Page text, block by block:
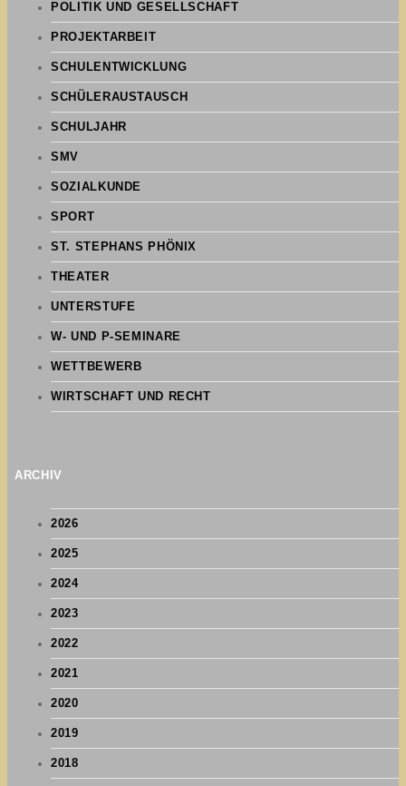
POLITIK UND GESELLSCHAFT
PROJEKTARBEIT
SCHULENTWICKLUNG
SCHÜLERAUSTAUSCH
SCHULJAHR
SMV
SOZIALKUNDE
SPORT
ST. STEPHANS PHÖNIX
THEATER
UNTERSTUFE
W- UND P-SEMINARE
WETTBEWERB
WIRTSCHAFT UND RECHT
ARCHIV
2026
2025
2024
2023
2022
2021
2020
2019
2018